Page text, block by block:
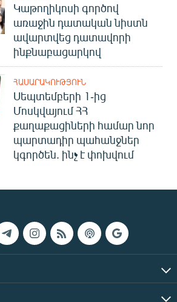
Կաթողիկոսի գործով
առաջին դատական նիստն
ավարտվեց դատավորի
ինքնաբացարկով
ՀԱՍԱՐԱԿՈՒԹՅՈՒՆ
Սեպտեմբերի 1-ից
Մոսկվայում ՀՀ
քաղաքացիների համար նոր
պարտադիր պահանջներ
կգործեն. ինչ է փոխվում